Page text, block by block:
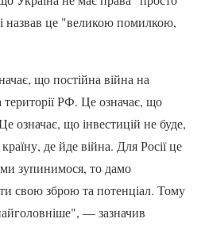
назвав це "великою помилкою,
що постійна війна на
території РФ. Це означає, що
означає, що інвестицій не буде,
де йде війна. Для Росії це
зупинимося, то дамо
свою зброю та потенціал. Тому
— зазначив